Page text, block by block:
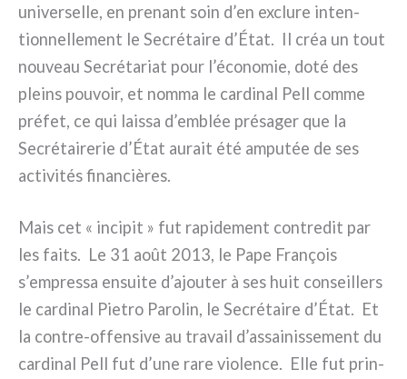
uni­ver­sel­le, en pre­nant soin d’en exclu­re inten­
tion­nel­le­ment le Secrétaire d’État. Il créa un tout
nou­veau Secrétariat pour l’économie, doté des
pleins pou­voir, et nom­ma le car­di­nal Pell com­me
pré­fet, ce qui lais­sa d’emblée pré­sa­ger que la
Secrétairerie d’État aurait été ampu­tée de ses
acti­vi­tés finan­ciè­res.
Mais cet « inci­pit » fut rapi­de­ment con­tre­dit par
les fai­ts. Le 31 août 2013, le Pape François
s’empressa ensui­te d’ajouter à ses huit con­seil­lers
le car­di­nal Pietro Parolin, le Secrétaire d’État. Et
la contre-offensive au tra­vail d’assainissement du
car­di­nal Pell fut d’une rare vio­len­ce. Elle fut prin­